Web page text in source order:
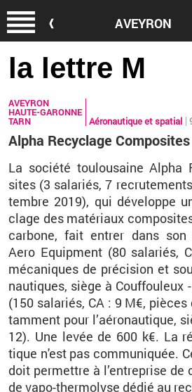
AVEYRON
la lettre M
AVEYRON
HAUTE-GARONNE
TARN Aéronautique et spatial
Alpha Recyclage
La so­ciété tou­lou­saine Alpha
sites (3 sa­la­riés, 7
tembre 2019), qui dé­ve­loppe
clage des ma­té­riaux
car­bone, fait en­trer dans son
Aero Equip­ment (80 sa­la­riés,
mé­ca­niques de pré­ci­sion et
nau­tiques, siège à Couf­fou­leux
(150 sa­la­riés, CA : 9 M€,
tam­ment pour l’aé­ro­nau­tique,
12). Une levée de 600 k€. La
tique n'est pas com­mu­ni­quée.
doit per­mettre à l’en­tre­prise de
de vapo-ther­mo­lyse dédié au